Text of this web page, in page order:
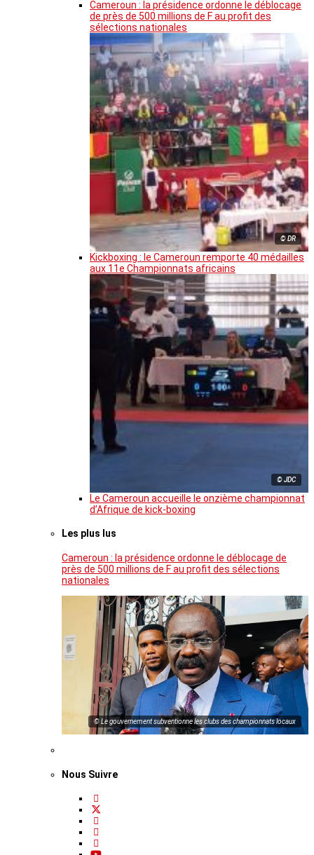
Cameroun : la présidence ordonne le déblocage
de près de 500 millions de F au profit des
sélections nationales
© DR
Kickboxing : le Cameroun remporte 40 médailles
aux 11e Championnats africains
© JDC
Le Cameroun accueille le onzième championnat
d’Afrique de kick-boxing
Les plus lus
Cameroun : la présidence ordonne le déblocage de
près de 500 millions de F au profit des sélections
nationales
© Le gouvernement subventionne les clubs des championnats locaux
Nous Suivre